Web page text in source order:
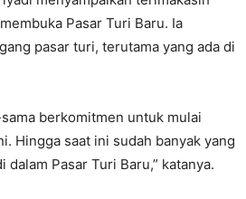
Pasar Turi Baru. Ia
pasar turi, terutama yang ada di
berkomitmen untuk mulai
Hingga saat ini sudah banyak yang
Pasar Turi Baru,” katanya.